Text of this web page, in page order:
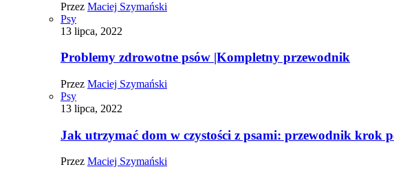
Przez Maciej Szymański
Psy
13 lipca, 2022
Problemy zdrowotne psów |Kompletny przewodnik
Przez Maciej Szymański
Psy
13 lipca, 2022
Jak utrzymać dom w czystości z psami: przewodnik krok
Przez Maciej Szymański